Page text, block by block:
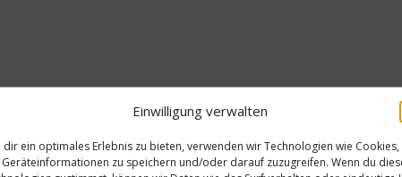
Einwilligung verwalten
dir ein optimales Erlebnis zu bieten, verwenden wir Technologien wie Cookies,
Geräteinformationen zu speichern und/oder darauf zuzugreifen. Wenn du